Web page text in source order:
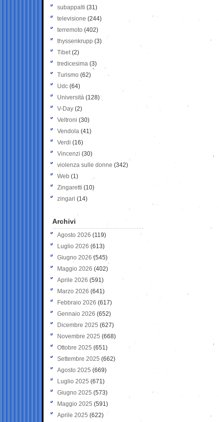
subappalti (31)
televisione(244)
terremoto (402)
thyssenkrupp (3)
Tibet(2)
tredicesima (3)
Turismo (62)
Udc (64)
Università (128)
V-Day (2)
Veltroni (30)
Vendola (41)
Verdi (16)
Vincenzi (30)
violenza sulle donne (342)
Web (1)
Zingaretti (10)
zingari (14)
Archivi
Agosto 2026 (119)
Luglio 2026 (613)
Giugno 2026 (545)
Maggio 2026 (402)
Aprile 2026 (591)
Marzo 2026 (641)
Febbraio 2026 (617)
Gennaio 2026 (652)
Dicembre 2025 (627)
Novembre 2025 (668)
Ottobre 2025 (651)
Settembre 2025 (662)
Agosto 2025 (669)
Luglio 2025 (671)
Giugno 2025 (573)
Maggio 2025 (591)
Aprile 2025 (622)